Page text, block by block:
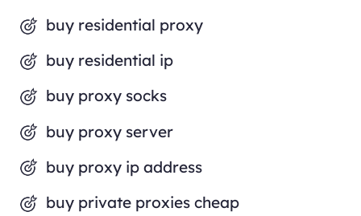
buy residential proxy
buy residential ip
buy proxy socks
buy proxy server
buy proxy ip address
buy private proxies cheap